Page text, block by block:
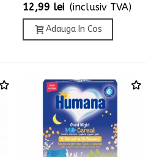
12,99 lei (inclusiv TVA)
Adauga In Cos